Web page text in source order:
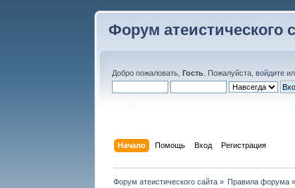
Форум атеистического
Добро пожаловать,Гость . Пожалуйста,войдите
Начало Помощь Вход Регистрация
Форум атеистического сайта» Правила форума»